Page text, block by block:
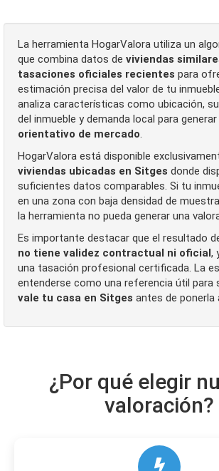
La herramienta HogarValora utiliza un algoritmo inteligente
que combina datos de viviendas
tasaciones oficiales recientes para
estimación precisa del valor de tu
analiza características como ubicación,
del inmueble y demanda local para generar
orientativo de mercado.
HogarValora está disponible
viviendas ubicadas en Sitges donde
suficientes datos comparables. Si tu
en una zona con baja densidad de
la herramienta no pueda generar una
Es importante destacar que el resultado
no tiene validez contractual ni oficial,
una tasación profesional certificada. La
entenderse como una referencia útil para
vale tu casa en Sitges antes de ponerla
¿Por qué elegir
valoración?